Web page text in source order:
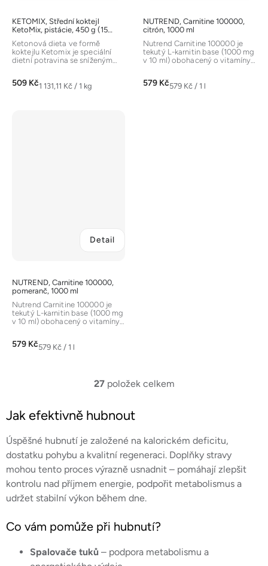
KETOMIX, Střední koktejl
KetoMix, pistácie, 450 g (15
509 KčMěrná
1 131,11 Kč / 1 kg
Ketonová dieta ve formě
koktejlu Ketomix je speciální
dietní potravina se sníženým
NUTREND, Carnitine 100000,
citrón, 1000 ml
579 KčMěrná
579 Kč / 1 l
Nutrend Carnitine 100000 je
tekutý L-karnitin base (1000 mg
v 10 ml) obohacený o vitamíny
NUTREND, Carnitine 100000,
pomeranč, 1000 ml
579 KčMěrná
579 Kč / 1 l
Detail
Nutrend Carnitine 100000 je
tekutý L-karnitin base (1000 mg
v 10 ml) obohacený o vitamíny
O
l
d
a
c
p
v
k
y
v
27položek celkem
Jak efektivně hubnout
Úspěšné hubnutí je založené na kalorickém deficitu,
dostatku pohybu a kvalitní regeneraci. Doplňky stravy
mohou tento proces výrazně usnadnit – pomáhají zlepšit
kontrolu nad příjmem energie, podpořit metabolismus a
udržet stabilní výkon během dne.
Co vám pomůže při hubnutí?
Spalovače tuků – podpora metabolismu a